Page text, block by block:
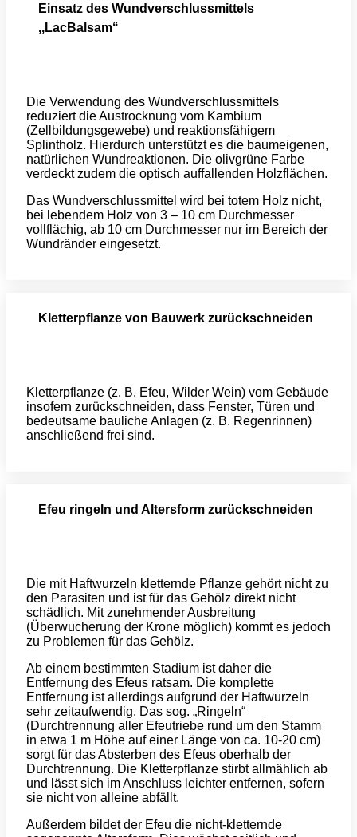
Einsatz des Wundverschlussmittels
,,LacBalsam‘‘
Die Verwendung des Wundverschlussmittels
reduziert die Austrocknung vom Kambium
(Zellbildungsgewebe) und reaktionsfähigem
Splintholz. Hierdurch unterstützt es die baumeigenen,
natürlichen Wundreaktionen. Die olivgrüne Farbe
verdeckt zudem die optisch auffallenden Holzflächen.
Das Wundverschlussmittel wird bei totem Holz nicht,
bei lebendem Holz von 3 – 10 cm Durchmesser
vollflächig, ab 10 cm Durchmesser nur im Bereich der
Wundränder eingesetzt.
Kletterpflanze von Bauwerk zurückschneiden
Kletterpflanze (z. B. Efeu, Wilder Wein) vom Gebäude
insofern zurückschneiden, dass Fenster, Türen und
bedeutsame bauliche Anlagen (z. B. Regenrinnen)
anschließend frei sind.
Efeu ringeln und Altersform zurückschneiden
Die mit Haftwurzeln kletternde Pflanze gehört nicht zu
den Parasiten und ist für das Gehölz direkt nicht
schädlich. Mit zunehmender Ausbreitung
(Überwucherung der Krone möglich) kommt es jedoch
zu Problemen für das Gehölz.
Ab einem bestimmten Stadium ist daher die
Entfernung des Efeus ratsam. Die komplette
Entfernung ist allerdings aufgrund der Haftwurzeln
sehr zeitaufwendig. Das sog. „Ringeln“
(Durchtrennung aller Efeutriebe rund um den Stamm
in etwa 1 m Höhe auf einer Länge von ca. 10-20 cm)
sorgt für das Absterben des Efeus oberhalb der
Durchtrennung. Die Kletterpflanze stirbt allmählich ab
und lässt sich im Anschluss leichter entfernen, sofern
sie nicht von alleine abfällt.
Außerdem bildet der Efeu die nicht-kletternde